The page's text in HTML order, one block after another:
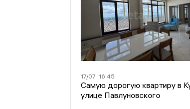
17/07 16:45
Самую дорогую квартиру в
улице Павлуновского